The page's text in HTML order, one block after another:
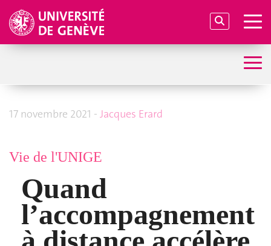
17 novembre 2021 - Jacques Erard
Vie de l'UNIGE
Quand
l’accompagnement